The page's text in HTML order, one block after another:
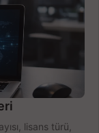
lisans türü,